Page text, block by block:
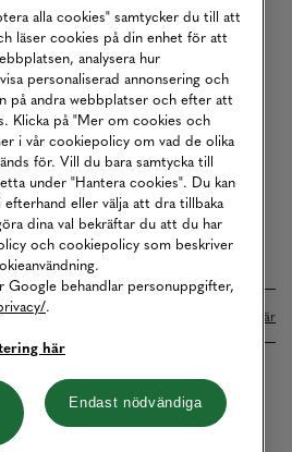
sköts i samarbete med Klarna. Läs mer här
alla cookies" samtycker du till att
läser cookies på din enhet för att
analysera hur
personaliserad annonsering och
på andra webbplatser och efter att
Klicka på "Mer om cookies och
i vår cookiepolicy om vad de olika
för. Vill du bara samtycka till
under "Hantera cookies". Du kan
efterhand eller välja att dra tillbaka
dina val bekräftar du att du har
och cookiepolicy som beskriver
Google behandlar personuppgifter,
.
här
Endast nödvändiga